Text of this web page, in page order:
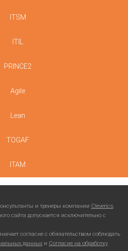
ITSM
ITIL
PRINCE2
Agile
Lean
TOGAF
ITAM
и тренеры компании Cleverics.
сайта допускается исключительно с
согласие с обязательством соблюдать
данных и Согласие на обработку